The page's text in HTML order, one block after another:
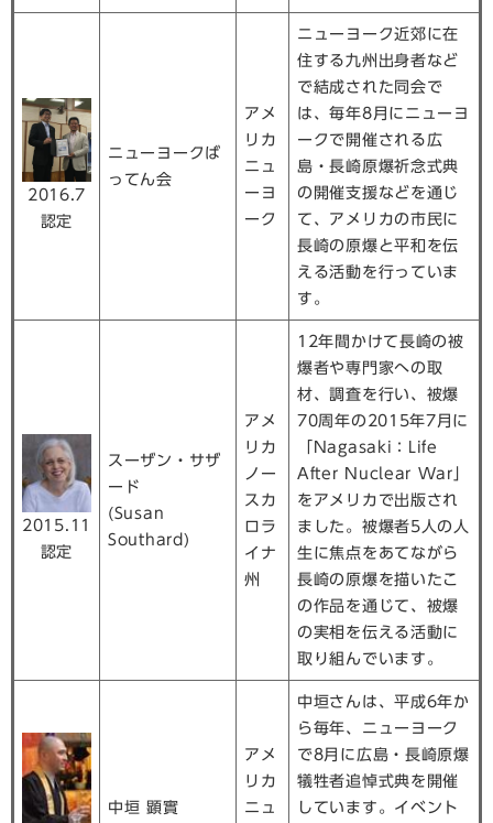
2016.7
認定
ニューヨークば
ってん会
アメ
リカ
ニュ
ーヨ
ーク
ニューヨーク近郊に在
住する九州出身者など
で結成された同会で
は、毎年8月にニューヨ
ークで開催される広
島・長崎原爆祈念式典
の開催支援などを通じ
て、アメリカの市民に
長崎の原爆と平和を伝
える活動を行っていま
す。
2015.11
認定
スーザン・サザ
ード
(Susan
Southard)
アメ
リカ
ノー
スカ
ロラ
イナ
州
12年間かけて長崎の被
爆者や専門家への取
材、調査を行い、被爆
70周年の2015年7月に
「Nagasaki：Life
After Nuclear War」
をアメリカで出版され
ました。被爆者5人の人
生に焦点をあてながら
長崎の原爆を描いたこ
の作品を通じて、被爆
の実相を伝える活動に
取り組んでいます。
中垣 顕實
アメ
リカ
ニュ
中垣さんは、平成6年か
ら毎年、ニューヨーク
で8月に広島・長崎原爆
犠牲者追悼式典を開催
しています。イベント